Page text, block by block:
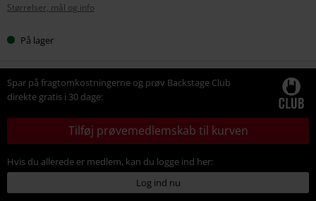
størrelse
Størrelser, mål og info
På lager
Spar på fragtomkostningerne og prøv Backstage Club
direkte gratis i 30 dage:
Tilføj prøvemedlemskab til kurven
Hvis du allerede er medlem, kan du logge ind her:
Log ind nu